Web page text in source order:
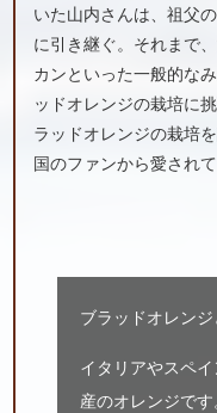
いた山内さんは、祖父
に引き継ぐ。それまで
カンといった一般的な
ッドオレンジの栽培に
ラッドオレンジの栽培
国のファンから愛されて
ブラッドオレンジ
イタリアやスペ
産のオレンジで